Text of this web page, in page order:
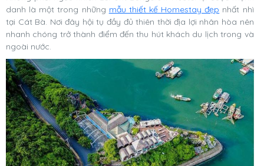
danh là một trong những mẫu thiết kế Homestay đẹp nhất nhì
tại Cát Bà. Nơi đây hội tụ đầy đủ thiên thời địa lợi nhân hòa nên
nhanh chóng trở thành điểm đến thu hút khách du lịch trong và
ngoài nước.